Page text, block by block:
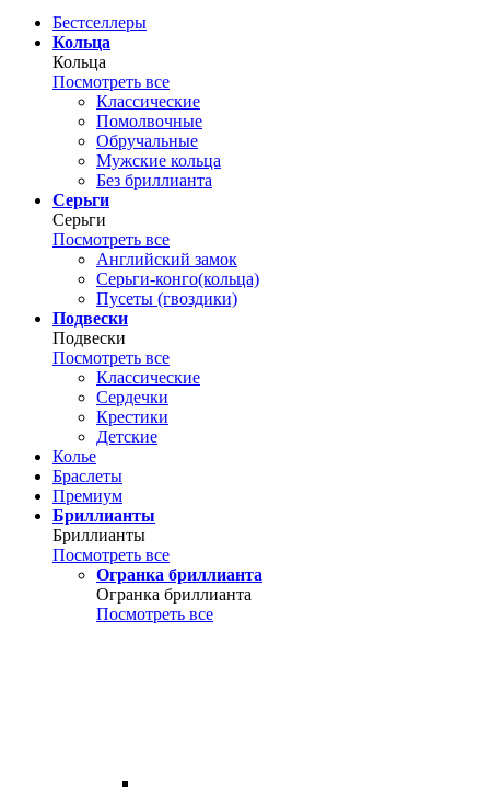
Бестселлеры
Кольца
Кольца
Посмотреть все
Классические
Помолвочные
Обручальные
Мужские кольца
Без бриллианта
Серьги
Серьги
Посмотреть все
Английский замок
Серьги-конго(кольца)
Пусеты (гвоздики)
Подвески
Подвески
Посмотреть все
Классические
Сердечки
Крестики
Детские
Колье
Браслеты
Премиум
Бриллианты
Бриллианты
Посмотреть все
Огранка бриллианта
Огранка бриллианта
Посмотреть все